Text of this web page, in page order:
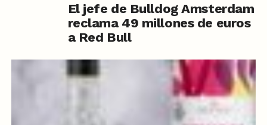
El jefe de Bulldog Amsterdam
reclama 49 millones de euros
a Red Bull